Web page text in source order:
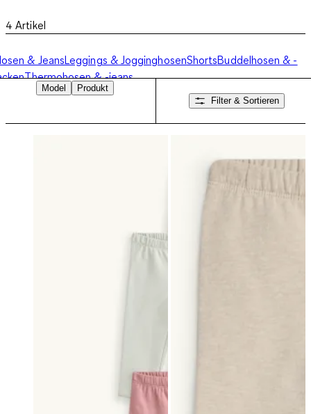
4 Artikel
& JeansLeggings & JogginghosenShortsBuddelhosen & -
Thermohosen & -jeans
Model
Produkt
Filter & Sortieren